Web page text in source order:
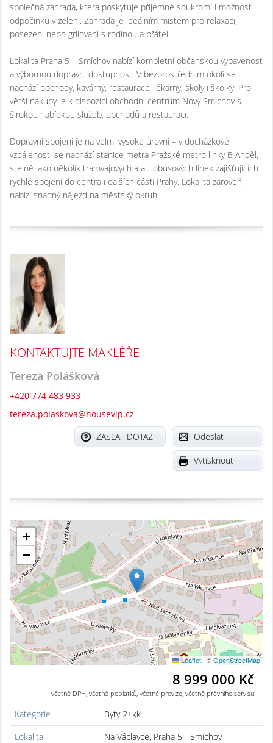
společná zahrada, která poskytuje příjemné soukromí i možnost
odpočinku v zeleni. Zahrada je ideálním místem pro relaxaci,
posezení nebo grilování s rodinou a přáteli.
Lokalita Praha 5 – Smíchov nabízí kompletní občanskou vybavenost
a výbornou dopravní dostupnost. V bezprostředním okolí se
nachází obchody, kavárny, restaurace, lékárny, školy i školky. Pro
větší nákupy je k dispozici obchodní centrum Nový Smíchov s
širokou nabídkou služeb, obchodů a restaurací.
Dopravní spojení je na velmi vysoké úrovni – v docházkové
vzdálenosti se nachází stanice metra Pražské metro linky B Anděl,
stejně jako několik tramvajových a autobusových linek zajišťujících
rychlé spojení do centra i dalších částí Prahy. Lokalita zároveň
nabízí snadný nájezd na městský okruh.
KONTAKTUJTE MAKLÉŘE
Tereza Polášková
+420 774 483 933
tereza.polaskova@housevip.cz
Odeslat
ZASLAT DOTAZ
Vytisknout
+
−
Leaflet | ©OpenStreetMap
8 999 000 Kč
včetně DPH, včetně poplatků, včetně provize, včetně právního servisu
Kategorie
Byty 2+kk
Lokalita
Na Václavce, Praha 5 - Smíchov